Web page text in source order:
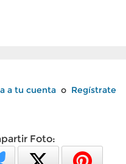
a tu cuenta o Regístrate
Foto: